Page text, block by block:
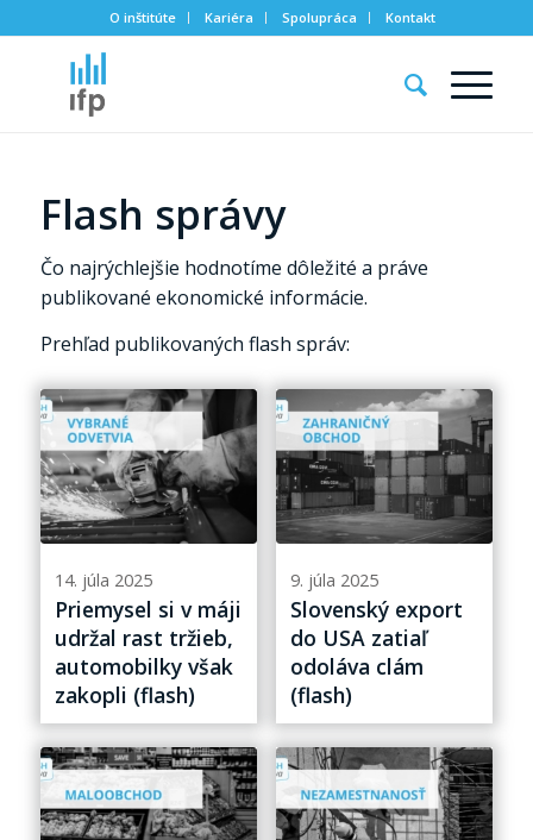
O inštitúte Kariéra Spolupráca Kontakt
Flash správy
Čo najrýchlejšie hodnotíme dôležité a práve
publikované ekonomické informácie.
Prehľad publikovaných flash správ:
14. júla 2025
Priemysel si v máji
udržal rast tržieb,
automobilky však
zakopli (flash)
9. júla 2025
Slovenský export
do USA zatiaľ
odoláva clám
(flash)